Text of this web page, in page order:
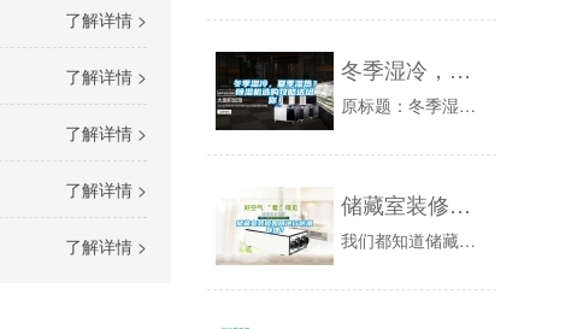
了解详情 >
了解详情 >
了解详情 >
了解详情 >
了解详情 >
冬季湿冷，夏季湿热？除湿机选购攻略送给你！
原标题：冬季湿冷，夏季湿热？除湿机选购攻略送给你！今天跟大家分享除湿机如何选，以及靠谱的品牌有哪些！除湿机选购要知道这5点。1.选择适合自己...
储藏室装修如何进行防潮处理？
我们都知道储藏室一般都比较潮湿,如果人们放东西的话,就会容易发霉发臭,住人的话对人体是不好的,因此,当对储藏室进行装修的时候必须要做好防潮措...